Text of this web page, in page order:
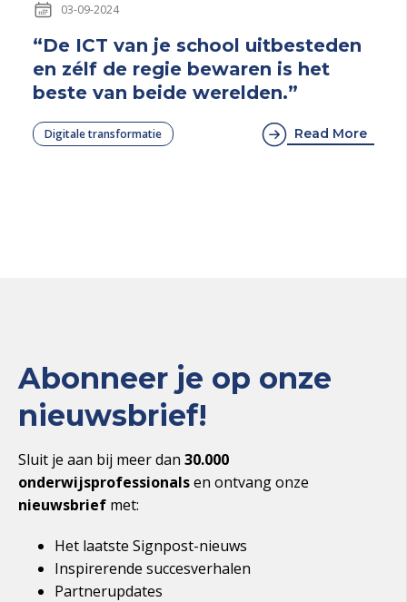
03-09-2024
“De ICT van je school uitbesteden
en zélf de regie bewaren is het
beste van beide werelden.”
Digitale transformatie Read More
Abonneer je op onze
nieuwsbrief!
Sluit je aan bij meer dan 30.000
onderwijsprofessionalsen ontvang onze
nieuwsbrief met:
Het laatste Signpost-nieuws
Inspirerende succesverhalen
Partnerupdates